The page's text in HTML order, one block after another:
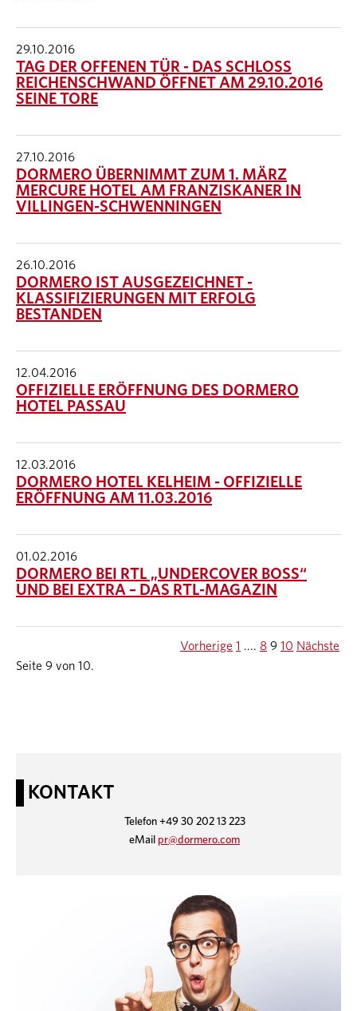
29.10.2016
TAG DER OFFENEN TÜR - DAS SCHLOSS
REICHENSCHWAND ÖFFNET AM 29.10.2016
SEINE TORE
27.10.2016
DORMERO ÜBERNIMMT ZUM 1. MÄRZ
MERCURE HOTEL AM FRANZISKANER IN
VILLINGEN-SCHWENNINGEN
26.10.2016
DORMERO IST AUSGEZEICHNET -
KLASSIFIZIERUNGEN MIT ERFOLG
BESTANDEN
12.04.2016
OFFIZIELLE ERÖFFNUNG DES DORMERO
HOTEL PASSAU
12.03.2016
DORMERO HOTEL KELHEIM - OFFIZIELLE
ERÖFFNUNG AM 11.03.2016
01.02.2016
DORMERO BEI RTL „UNDERCOVER BOSS“
UND BEI EXTRA – DAS RTL-MAGAZIN
Seite 9 von 10.
Vorherige 1 .... 8 9 10 Nächste
KONTAKT
Telefon +49 30 202 13 223
eMail pr@dormero.com